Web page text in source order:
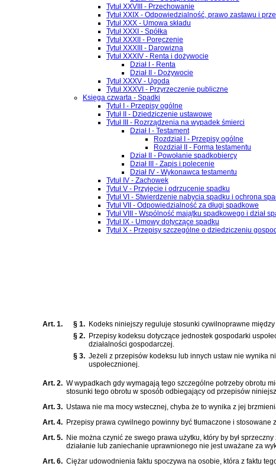
Tytuł XXVIII - Przechowanie
Tytuł XXIX - Odpowiedzialność, prawo zastawu i
Tytuł XXX - Umowa składu
Tytuł XXXI - Spółka
Tytuł XXXII - Poręczenie
Tytuł XXXIII - Darowizna
Tytuł XXXIV - Renta i dożywocie
Dział I - Renta
Dział II - Dożywocie
Tytuł XXXV - Ugoda
Tytuł XXXVI - Przyrzeczenie publiczne
Księga czwarta - Spadki
Tytuł I - Przepisy ogólne
Tytuł II - Dziedziczenie ustawowe
Tytuł III - Rozrządzenia na wypadek śmierci
Dział I - Testament
Rozdział I - Przepisy ogólne
Rozdział II - Forma testamentu
Dział II - Powołanie spadkobiercy
Dział III - Zapis i polecenie
Dział IV - Wykonawca testamentu
Tytuł IV - Zachowek
Tytuł V - Przyjęcie i odrzucenie spadku
Tytuł VI - Stwierdzenie nabycia spadku i ochrona
Tytuł VII - Odpowiedzialność za długi spadkowe
Tytuł VIII - Wspólność majątku spadkowego i dział
Tytuł IX - Umowy dotyczące spadku
Tytuł X - Przepisy szczególne o dziedziczeniu
Art. 1. § 1. Kodeks niniejszy reguluje stosunki cywilnoprawne
§ 2. Przepisy kodeksu dotyczące jednostek gospodarki
działalności gospodarczej.
§ 3. Jeżeli z przepisów kodeksu lub innych ustaw nie wynika
uspołecznionej.
Art. 2. W wypadkach gdy wymagają tego szczególne potrzeby obrotu
stosunki tego obrotu w sposób odbiegający od przepisów
Art. 3. Ustawa nie ma mocy wstecznej, chyba że to wynika z jej
Art. 4. Przepisy prawa cywilnego powinny być tłumaczone i
Art. 5. Nie można czynić ze swego prawa użytku, który by był
działanie lub zaniechanie uprawnionego nie jest uważane za
Art. 6. Ciężar udowodnienia faktu spoczywa na osobie, która z faktu